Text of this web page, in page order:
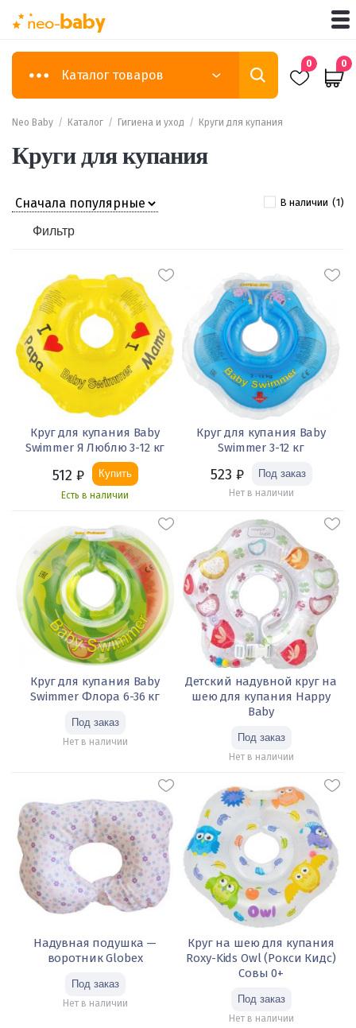
Каталог товаров
0 0
Neo Baby / Каталог / Гигиена и уход / Круги для купания
Круги для купания
В наличии (1)
Фильтр
Круг для купания Baby
Swimmer Я Люблю 3-12 кг
512 ₽ Купить
Есть в наличии
Круг для купания Baby
Swimmer 3-12 кг
523 ₽
Нет в наличии
Круг для купания Baby
Swimmer Флора 6-36 кг
Нет в наличии
Детский надувной круг на
шею для купания Happy
Baby
Нет в наличии
Надувная подушка —
воротник Globex
Нет в наличии
Круг на шею для купания
Roxy-Kids Owl (Рокси Кидс)
Совы 0+
Нет в наличии